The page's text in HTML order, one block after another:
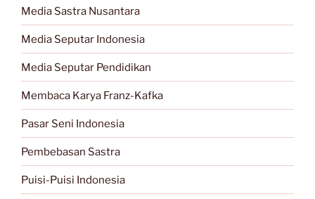
Media Sastra Nusantara
Media Seputar Indonesia
Media Seputar Pendidikan
Membaca Karya Franz-Kafka
Pasar Seni Indonesia
Pembebasan Sastra
Puisi-Puisi Indonesia